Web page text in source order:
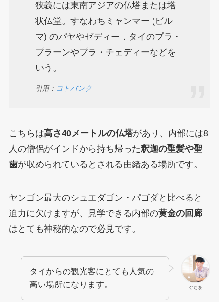
狭義には東南アジアの仏塔または塔
状仏堂。すなわちミャンマー (ビル
マ) のパヤやゼディー，タイのプラ・
プラーンやプラ・チェディーなどを
いう。
引用： コトバンク
こちらは高さ40メートルの仏塔があり、内部には8
人の僧侶がインドから持ち帰った釈迦の聖髪や聖
歯が収められているとされる由緒ある場所です。
ヤンゴン最大のシュエダゴン・パゴダと比べると
迫力に欠けますが、見学できる内部の黄金の回廊
はとても神秘的なので必見です。
ぐちを
タイからの観光客にとても人気の
高い場所になります。